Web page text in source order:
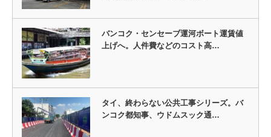
バンコク・センセーブ運河ボート運賃値
上げへ。人件費などのコスト高…
タイ、終わらない公共工事シリーズ。バ
ンコク都知事、ウドムスック通…